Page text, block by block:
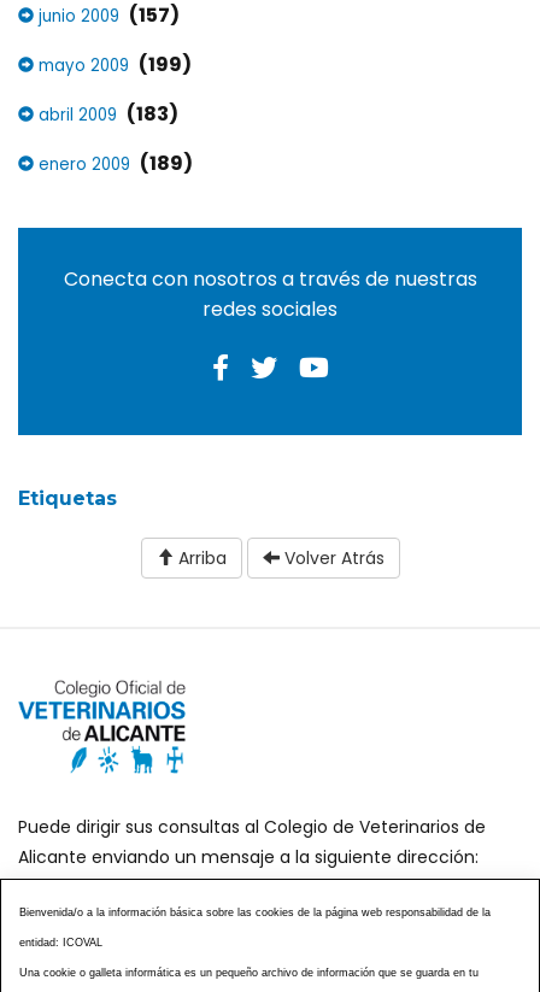
junio 2009 (157)
mayo 2009 (199)
abril 2009 (183)
enero 2009 (189)
Conecta con nosotros a través de nuestras
redes sociales
Etiquetas
Arriba Volver Atrás
Puede dirigir sus consultas al Colegio de Veterinarios de
Alicante enviando un mensaje a la siguiente dirección:
secretaria@icoval.org
¿SABÍAS QUÉ?
Bienvenida/o a la información básica sobre las cookies de la página web responsabilidad de la
entidad: ICOVAL
Una cookie o galleta informática es un pequeño archivo de información que se guarda en tu